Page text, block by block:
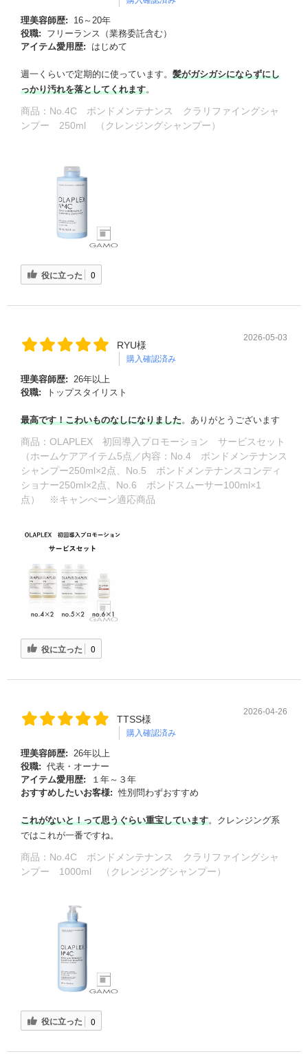
理美容師歴:
16～20年
役職:
フリーランス（業務委託含む）
アイテム愛用歴:
はじめて
週一くらいで定期的に使っています。 髪がガシガシにならずにし
っかり汚れを落としてくれます。
商品： No.4C ボンドメンテナンス クラリファイングシャ
ンプー 250ml （クレンジングシャンプー）
役に立った 0
RYU様
購入確認済み
2026-05-03
理美容師歴:
26年以上
役職:
トップスタイリスト
最高です！こわいものなしになりました。ありがとうございます
商品： OLAPLEX 初回導入プロモーション サービスセット
（ホームケアアイテム5点／内容：No.4 ボンドメンテナンス
シャンプー250ml×2点、No.5 ボンドメンテナンスコンディ
ショナー250ml×2点、No.6 ボンドスムーサー100ml×1
点） ※キャンぺーン適応商品
役に立った 0
TTSS様
購入確認済み
2026-04-26
理美容師歴:
26年以上
役職: 代表・オーナー
アイテム愛用歴:
１年～３年
おすすめしたいお客様: 性別問わずおすすめ
これがないと！って思うぐらい重宝しています。クレンジング系
ではこれが一番ですね。
商品： No.4C ボンドメンテナンス クラリファイングシャ
ンプー 1000ml （クレンジングシャンプー）
役に立った 0